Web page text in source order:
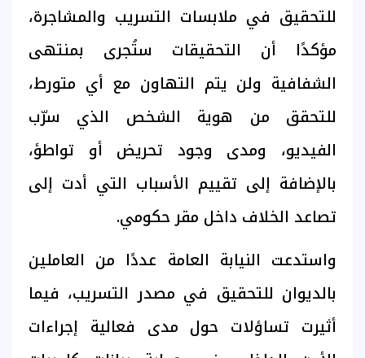
للتحقيق في ملابسات التسريب والمشاجرة،
مؤكدًا أن التحقيقات ستُجرى بمنتهى
الشفافية ولن يتم التهاون مع أي متورط،
للتحقق من هوية الشخص الذي سرّب
الفيديو، ومدى وجود تحريض أو تواطؤ،
بالإضافة إلى تقييم الأسباب التي أدت إلى
تصاعد الخلاف داخل مقر حكومي.
واستدعت النيابة العامة عددًا من العاملين
بالديوان للتحقيق في مصدر التسريب، فيما
أثيرت تساؤلات حول مدى فعالية إجراءات